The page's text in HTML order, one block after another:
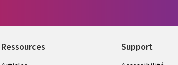
Ressources Support